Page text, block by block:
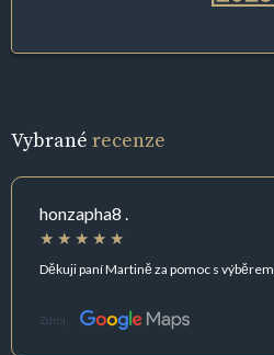
Vybrané recenze
honzapha8 .
Děkuji paní Martině za pomoc s výběrem.
Zdroj: